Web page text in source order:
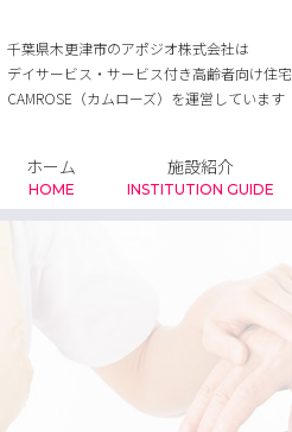
千葉県木更津市のアポジオ株式会社は
デイサービス・サービス付き高齢者向け住宅
CAMROSE（カムローズ）を運営しています
ホーム
HOME
施設紹介
INSTITUTION GUIDE